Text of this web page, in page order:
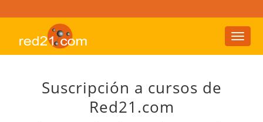
Toggle
Suscripción a cursos de
Red21.com